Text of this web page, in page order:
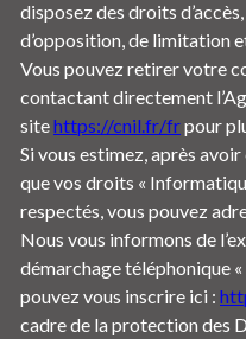
disposez des droits
d’opposition, de limitation
Vous pouvez retirer votre
contactant directement
sitehttps://cnil.fr/frpour
Si vous estimez, après
que vos droits «
respectés, vous pouvez
Nous vous informons de
démarchage téléphonique
pouvez vous inscrire ici :
cadre de la protection des